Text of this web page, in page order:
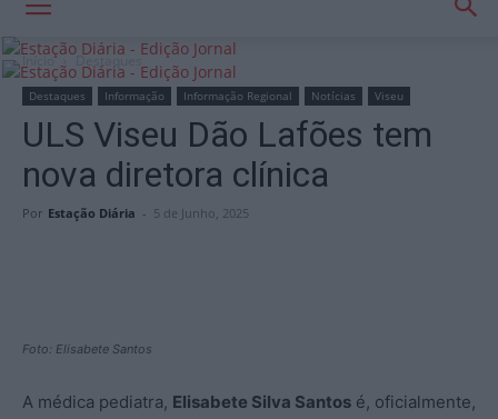
Início Destaques
Destaques Informação Informação Regional Notícias Viseu
ULS Viseu Dão Lafões tem
nova diretora clínica
Por Estação Diária - 5 de Junho, 2025
Foto: Elisabete Santos
A médica pediatra, Elisabete Silva Santos é, oficialmente,